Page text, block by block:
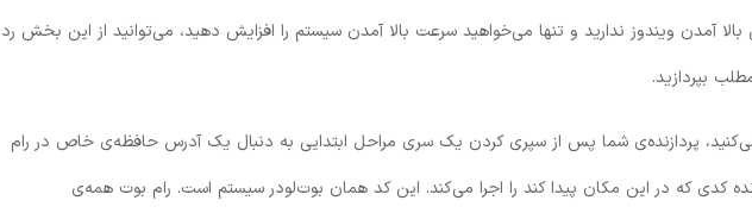
بالا آمدن ویندوز ندارید و تنها می‌خواهید سرعت بالا آمدن سیستم را افزایش دهید، می‌توانید از این بخش رد
بپردازید.
پردازنده‌ی شما پس از سپری کردن یک سری مراحل ابتدایی به دنبال یک آدرس حافظه‌ی خاص در رام
کدی که در این مکان پیدا کند را اجرا می‌کند. این کد همان بوت‌لودر سیستم است. رام بوت همه‌ی